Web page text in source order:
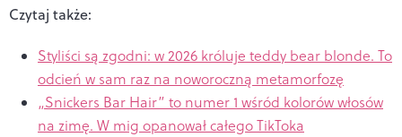
Czytaj także:
Styliści są zgodni: w 2026 króluje teddy bear blonde. To
odcień w sam raz na noworoczną metamorfozę
„Snickers Bar Hair” to numer 1 wśród kolorów włosów
na zimę. W mig opanował całego TikToka